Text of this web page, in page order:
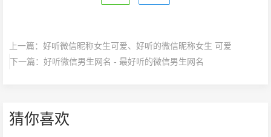
上一篇： 好听微信昵称女生可爱、好听的微信昵称女生 可爱
下一篇： 好听微信男生网名 - 最好听的微信男生网名
猜你喜欢